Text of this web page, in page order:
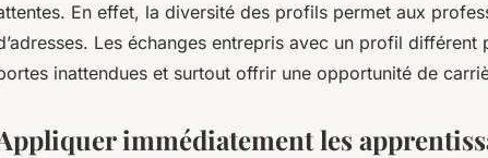
En effet, la diversité des profils permet aux
Les échanges entrepris avec un profil différent
inattendues et surtout offrir une opportunité de
immédiatement les